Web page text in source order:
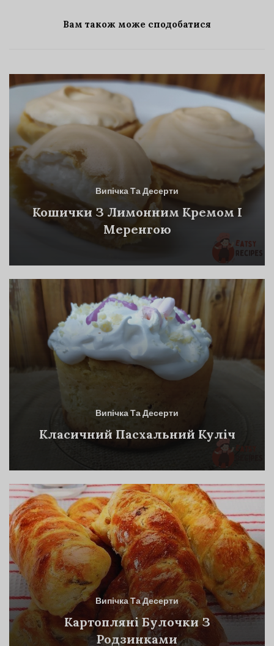
Вам також може сподобатися
Випічка Та Десерти
Кошички З Лимонним Кремом І
Меренгою
Випічка Та Десерти
Класичний Пасхальний Куліч
Випічка Та Десерти
Картопляні Булочки З
Родзинками